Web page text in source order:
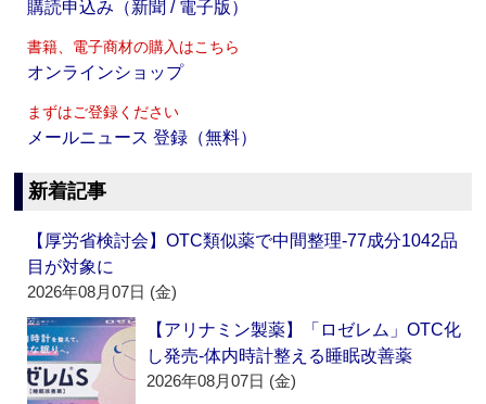
購読申込み（新聞 / 電子版）
書籍、電子商材の購入はこちら
オンラインショップ
まずはご登録ください
メールニュース 登録（無料）
新着記事
【厚労省検討会】OTC類似薬で中間整理‐77成分1042品
目が対象に
2026年08月07日 (金)
【アリナミン製薬】「ロゼレム」OTC化
し発売‐体内時計整える睡眠改善薬
2026年08月07日 (金)